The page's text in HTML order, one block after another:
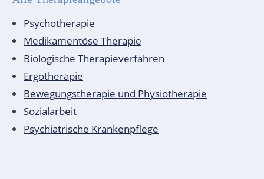
Psychotherapie
Medikamentöse Therapie
Biologische Therapieverfahren
Ergotherapie
Bewegungstherapie und Physiotherapie
Sozialarbeit
Psychiatrische Krankenpflege